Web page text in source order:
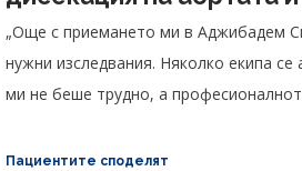
„Още с приемането ми в Аджибадем
нужни изследвания. Няколко екипа
ми не беше трудно, а
кръвно, но не бях ходил на
Пациентите споделят